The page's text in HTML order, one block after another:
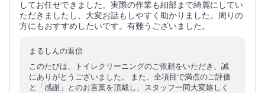
してお任せできました。実際の作業も細部まで綺麗にしてい
ただきましたし、大変お話もしやすく助かりました。周りの
方にもおすすめしたいです。有難うございました。
まるしんの返信
このたびは、トイレクリーニングのご依頼をいただき、誠
にありがとうございました。 また、全項目で満点のご評価
と「感謝」とのお言葉を頂戴し、スタッフ一同大変嬉しく